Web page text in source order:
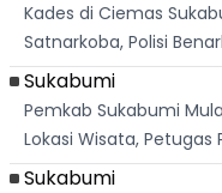
Kades di Ciemas
Satnarkoba, Polisi
Sukabumi
Pemkab Sukabumi
Lokasi Wisata, Petugas
Sukabumi